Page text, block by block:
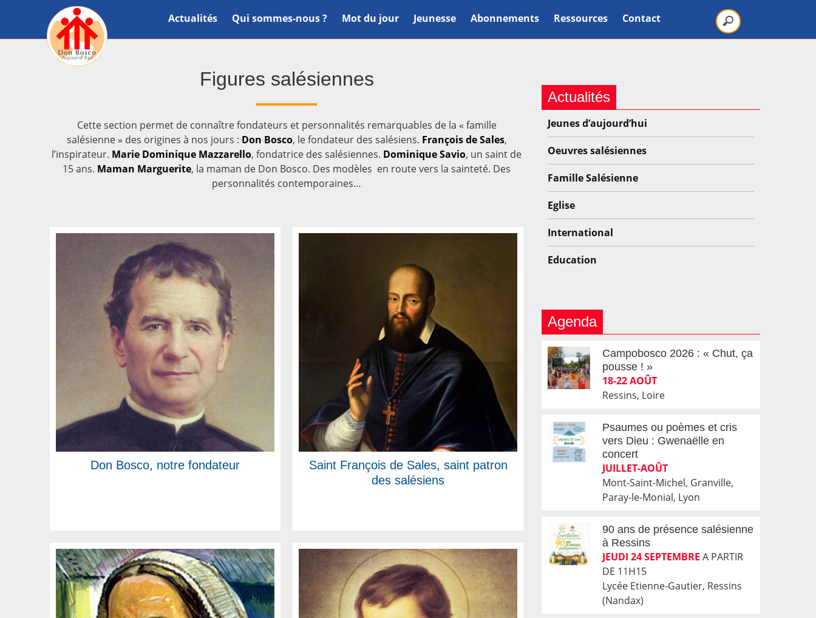
Actualités Qui sommes-nous ? Mot du jour Jeunesse Abonnements Ressources Contact
Figures salésiennes
Cette section permet de connaître fondateurs et personnalités remarquables de la « famille
salésienne » des origines à nos jours : Don Bosco, le fondateur des salésiens. François de Sales,
l’inspirateur. Marie Dominique Mazzarello, fondatrice des salésiennes. Dominique Savio, un saint de
15 ans. Maman Marguerite, la maman de Don Bosco. Des modèles en route vers la sainteté. Des
personnalités contemporaines…
Don Bosco, notre fondateur
Saint François de Sales, saint patron
des salésiens
Actualités
Jeunes d’aujourd’hui
Oeuvres salésiennes
Famille Salésienne
Eglise
International
Education
Agenda
Campobosco 2026 : « Chut, ça
pousse ! »
18-22 AOÛT
Ressins, Loire
Psaumes ou poèmes et cris
vers Dieu : Gwenaëlle en
concert
JUILLET-AOÛT
Mont-Saint-Michel, Granville,
Paray-le-Monial, Lyon
90 ans de présence salésienne
à Ressins
JEUDI 24 SEPTEMBRE A PARTIR
DE 11H15
Lycée Etienne-Gautier, Ressins
(Nandax)